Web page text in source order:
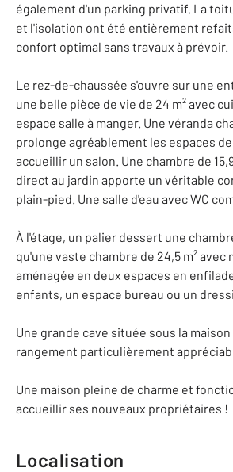
également d'un parking privatif. La
et l'isolation ont été entièrement
confort optimal sans travaux à prévoir.
Le rez-de-chaussée s'ouvre sur une
une belle pièce de vie de 24 m² avec
espace salle à manger. Une véranda
prolonge agréablement les espaces
accueillir un salon. Une chambre de
direct au jardin apporte un véritable
plain-pied. Une salle d'eau avec WC
À l'étage, un palier dessert une
qu'une vaste chambre de 24,5 m² avec
aménagée en deux espaces en
enfants, un espace bureau ou un
Une grande cave située sous la
rangement particulièrement
Une maison pleine de charme et
accueillir ses nouveaux propriétaires !
Localisation